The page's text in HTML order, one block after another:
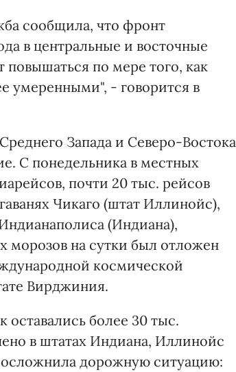
сообщила, что фронт
в центральные и восточные
по мере того, как
умеренными", - говорится в
Запада и Северо-Востока
С понедельника в местных
почти 20 тыс. рейсов
Чикаго (штат Иллинойс),
(Индиана),
на сутки был отложен
космической
Вирджиния.
оставались более 30 тыс.
в штатах Индиана, Иллинойс
дорожную ситуацию: